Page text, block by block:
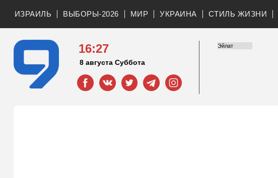
ИЗРАИЛЬ ВЫБОРЫ-2026 МИР УКРАИНА СТИЛЬ ЖИЗНИ
16:27
8 августа Суббота